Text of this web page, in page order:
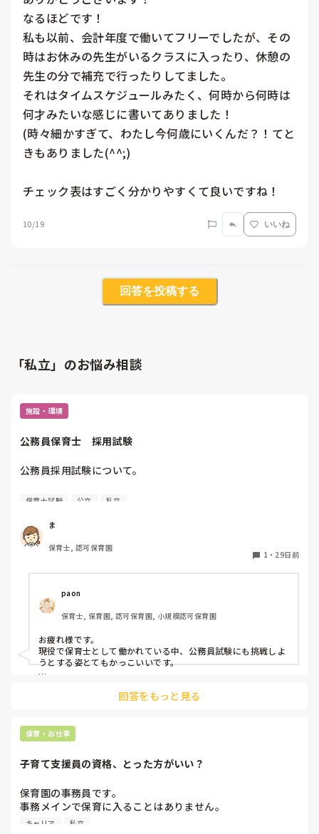
なるほどです！
私も以前、会計年度で働いてフリーでしたが、その
時はお休みの先生がいるクラスに入ったり、休憩の
先生の分で補充で行ったりしてました。
それはタイムスケジュールみたく、何時から何時は
何才みたいな感じに書いてありました！
(時々細かすぎて、わたし今何歳にいくんだ？！てと
きもありました(^^;)
チェック表はすごく分かりやすくて良いですね！
10/19 いいね
回答を投稿する
「私立」のお悩み相談
施設・環境
公務員保育士　採用試験
公務員採用試験について。
少し前に公務員保育士に興味を持ち、
参考書を購入したものの、勉強が苦手な
私には長続きしませんでした😭
それでも諦めきれない思いもあり、
再挑戦しようかなと考えています。
自分の苦手分野でもあり、出題範囲の広い
数的処理から前回も始めました。
とはいっても受験資格に幼稚園教諭免許が必要なので
特例制度で取得してから受験にはなります。
地元だと15人採用のところに40人ほど受験
何でも良いので教えていただきたいです。
保育士試験 公立 私立
ま
保育士, 認可保育園
1 ・ 29日前
paon
保育士, 保育園, 認可保育園, 小規模認可保育園
お疲れ様です。
現役で保育士として働かれている中、公務員試験にも挑戦しよ
うとする姿とてもかっこいいです。
対策の講座を受けていました。もちろん有料ですが、受けてよ
対に受かりたいのであれば、そういう講座を受けるのもひとつ
の手かと思います。
現場で働きながら挑戦するには時間もない中大変だと思います
回答をもっと見る
保育・お仕事
子育て支援員の資格、とった方がいい？
保育園の事務員です。
事務メインで保育に入ることはありません。
業務として指示されていませんが、朝、ママと離れ難いお子
キャリア 私立